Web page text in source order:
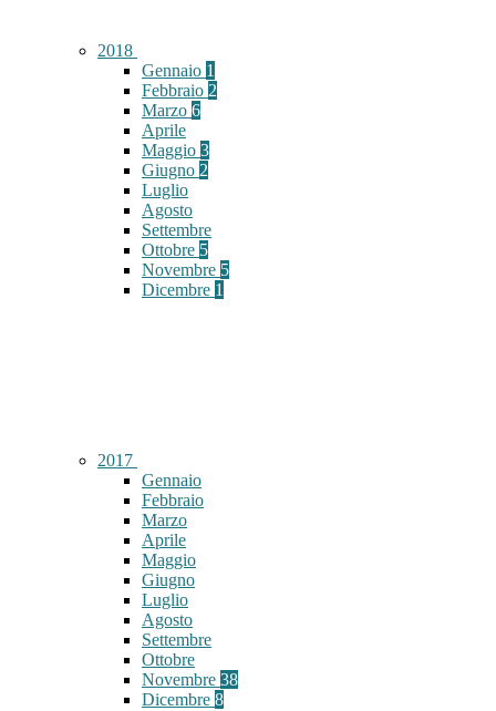
2018
Gennaio 1
Febbraio 2
Marzo 6
Aprile
Maggio 3
Giugno 2
Luglio
Agosto
Settembre
Ottobre 5
Novembre 5
Dicembre 1
2017
Gennaio
Febbraio
Marzo
Aprile
Maggio
Giugno
Luglio
Agosto
Settembre
Ottobre
Novembre 38
Dicembre 8